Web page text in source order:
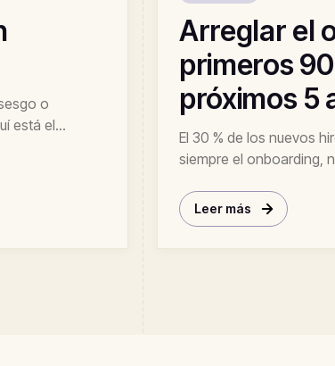
o
está el
Arreglar el
primeros
próximos 5
El 30 % de los nuevos
siempre el onboarding,
Leer más